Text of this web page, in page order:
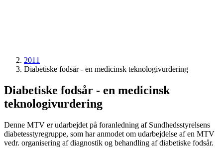
2011
Diabetiske fodsår - en medicinsk teknologivurdering
Diabetiske fodsår - en medicinsk
teknologivurdering
Denne MTV er udarbejdet på foranledning af Sundhedsstyrelsens
diabetesstyregruppe, som har anmodet om udarbejdelse af en MTV
vedr. organisering af diagnostik og behandling af diabetiske fodsår.